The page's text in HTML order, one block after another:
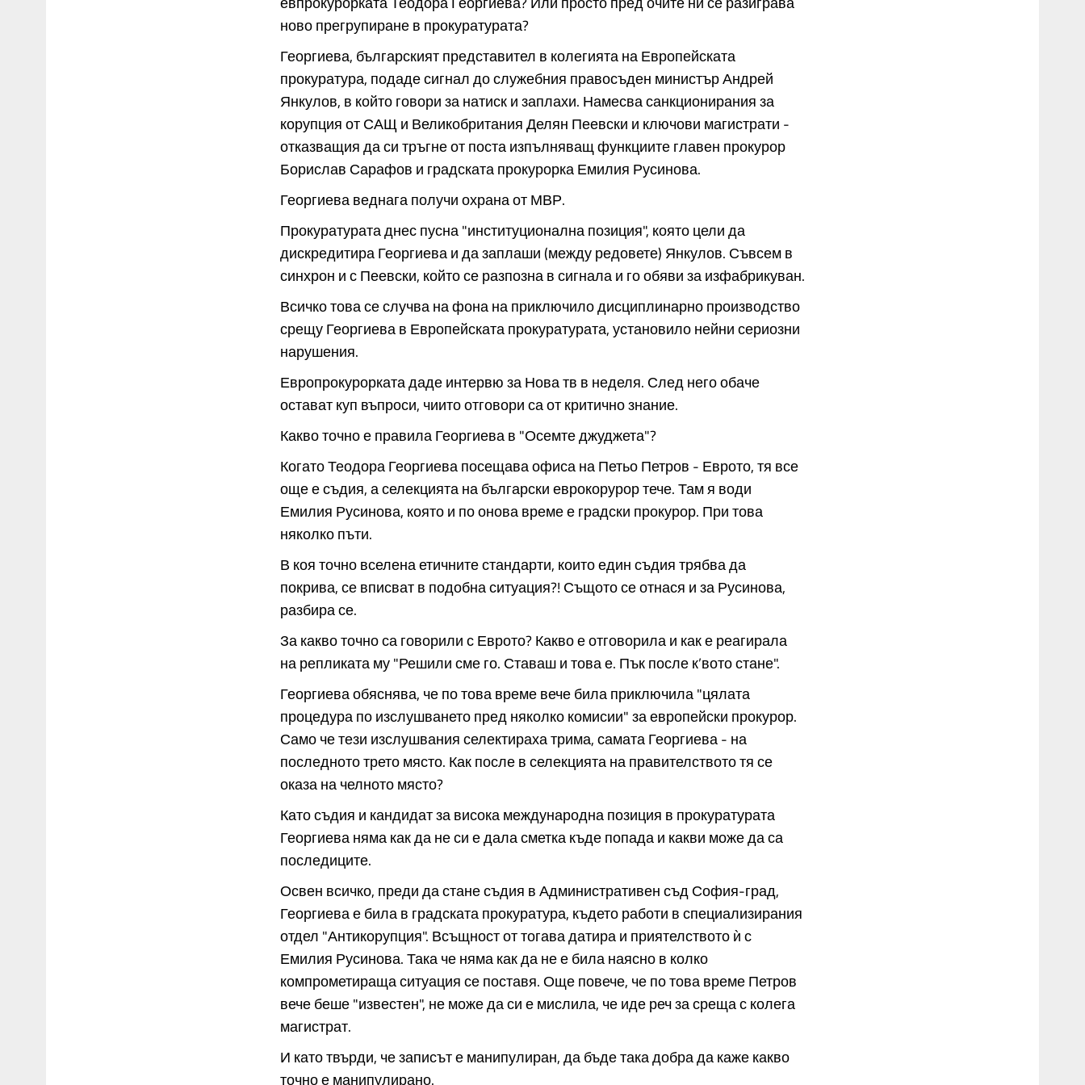
ново прегрупиране в прокуратурата?
Георгиева, българският представител в колегията на Европейската
прокуратура, подаде сигнал до служебния правосъден министър Андрей
Янкулов, в който говори за натиск и заплахи. Намесва санкционирания за
корупция от САЩ и Великобритания Делян Пеевски и ключови магистрати -
отказващия да си тръгне от поста изпълняващ функциите главен прокурор
Борислав Сарафов и градската прокурорка Емилия Русинова.
Георгиева веднага получи охрана от МВР.
Прокуратурата днес пусна "институционална позиция", която цели да
дискредитира Георгиева и да заплаши (между редовете) Янкулов. Съвсем в
синхрон и с Пеевски, който се разпозна в сигнала и го обяви за изфабрикуван.
Всичко това се случва на фона на приключило дисциплинарно производство
срещу Георгиева в Европейската прокуратурата, установило нейни сериозни
нарушения.
Европрокурорката даде интервю за Нова тв в неделя. След него обаче
остават куп въпроси, чиито отговори са от критично знание.
Какво точно е правила Георгиева в "Осемте джуджета"?
Когато Теодора Георгиева посещава офиса на Петьо Петров - Еврото, тя все
още е съдия, а селекцията на български еврокорурор тече. Там я води
Емилия Русинова, която и по онова време е градски прокурор. При това
няколко пъти.
В коя точно вселена етичните стандарти, които един съдия трябва да
покрива, се вписват в подобна ситуация?! Същото се отнася и за Русинова,
разбира се.
За какво точно са говорили с Еврото? Какво е отговорила и как е реагирала
на репликата му "Решили сме го. Ставаш и това е. Пък после к’вото стане".
Георгиева обяснява, че по това време вече била приключила "цялата
процедура по изслушването пред няколко комисии" за европейски прокурор.
Само че тези изслушвания селектираха трима, самата Георгиева - на
последното трето място. Как после в селекцията на правителството тя се
оказа на челното място?
Като съдия и кандидат за висока международна позиция в прокуратурата
Георгиева няма как да не си е дала сметка къде попада и какви може да са
последиците.
Освен всичко, преди да стане съдия в Административен съд София-град,
Георгиева е била в градската прокуратура, където работи в специализирания
отдел "Антикорупция". Всъщност от тогава датира и приятелството ѝ с
Емилия Русинова. Така че няма как да не е била наясно в колко
компрометираща ситуация се поставя. Още повече, че по това време Петров
вече беше "известен", не може да си е мислила, че иде реч за среща с колега
магистрат.
И като твърди, че записът е манипулиран, да бъде така добра да каже какво